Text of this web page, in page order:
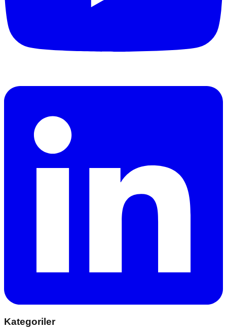
Kategoriler